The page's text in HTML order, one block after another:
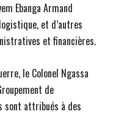
Ebanga Armand
et d’autres
et financières.
le Colonel Ngassa
de
sont attribués à des